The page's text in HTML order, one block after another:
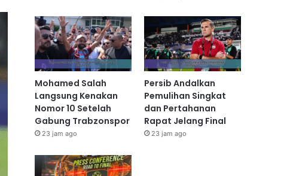
Mohamed Salah
Langsung Kenakan
Nomor 10 Setelah
Gabung Trabzonspor
23 jam ago
Persib Andalkan
Pemulihan Singkat
dan Pertahanan
Rapat Jelang Final
23 jam ago